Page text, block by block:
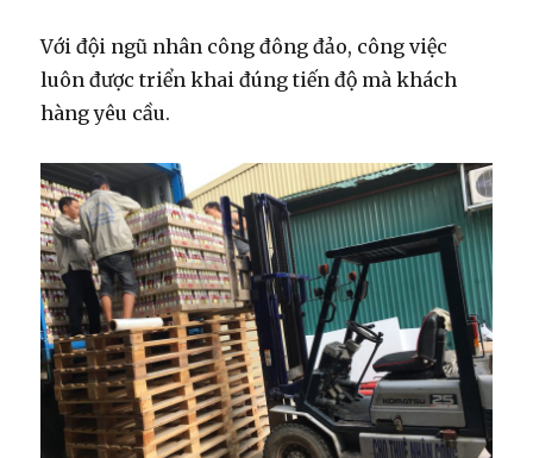
Với đội ngũ nhân công đông đảo, công việc
luôn được triển khai đúng tiến độ mà khách
hàng yêu cầu.